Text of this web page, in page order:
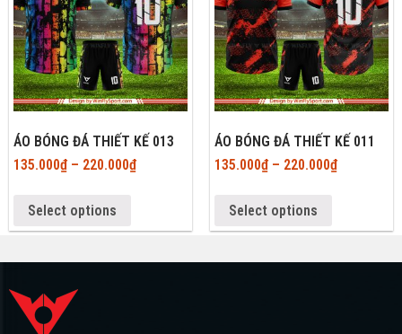
ÁO BÓNG ĐÁ THIẾT KẾ 013
135.000₫– 220.000₫
Select options
ÁO BÓNG ĐÁ THIẾT KẾ 011
135.000₫– 220.000₫
Select options